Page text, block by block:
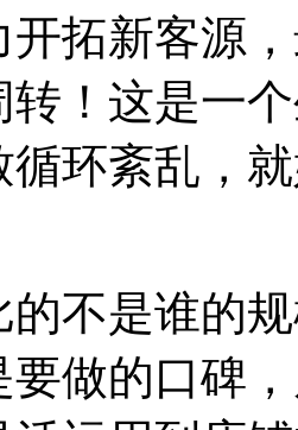
开拓新客源
转！这是一
循环紊乱，
的不是谁的
要做的口碑